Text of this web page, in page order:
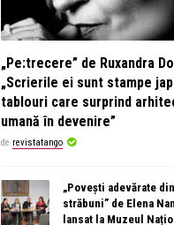
„Pe:trecere” de Ruxandra
„Scrierile ei sunt stampe
tablouri care surprind
umană în devenire”
de revistatango
„Povești adevărate din
străbuni” de Elena
lansat la Muzeul